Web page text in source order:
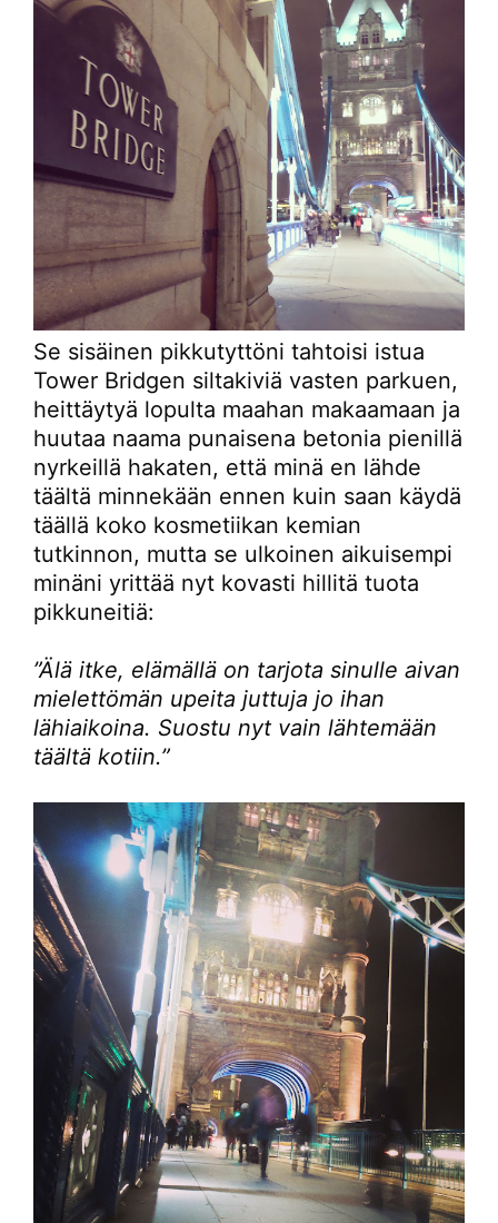
Se sisäinen pikkutyttöni tahtoisi istua
Tower Bridgen siltakiviä vasten parkuen,
heittäytyä lopulta maahan makaamaan ja
huutaa naama punaisena betonia pienillä
nyrkeillä hakaten, että minä en lähde
täältä minnekään ennen kuin saan käydä
täällä koko kosmetiikan kemian
tutkinnon, mutta se ulkoinen aikuisempi
minäni yrittää nyt kovasti hillitä tuota
pikkuneitiä:
”Älä itke, elämällä on tarjota sinulle aivan
mielettömän upeita juttuja jo ihan
lähiaikoina. Suostu nyt vain lähtemään
täältä kotiin.”